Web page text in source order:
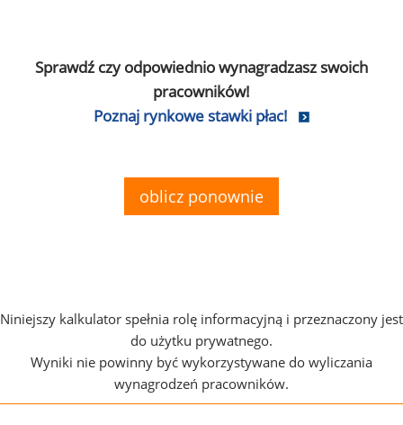
Sprawdź czy odpowiednio wynagradzasz swoich
pracowników!
Poznaj rynkowe stawki płac!
oblicz ponownie
Niniejszy kalkulator spełnia rolę informacyjną i przeznaczony jest
do użytku prywatnego.
Wyniki nie powinny być wykorzystywane do wyliczania
wynagrodzeń pracowników.